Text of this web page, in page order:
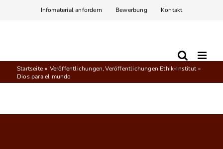
Infomaterial anfordern Bewerbung Kontakt
Startseite Veröffentlichungen Veröffentlichungen Ethik-Institut
Dios para el mundo